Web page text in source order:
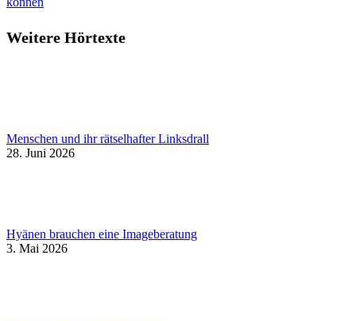
Weitere Hörtexte
Menschen und ihr rätselhafter Linksdrall
28. Juni 2026
Hyänen brauchen eine Imageberatung
3. Mai 2026